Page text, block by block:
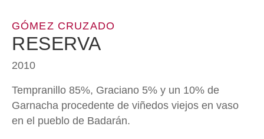
GÓMEZ CRUZADO
RESERVA
2010
Tempranillo 85%, Graciano 5% y un 10% de
Garnacha procedente de viñedos viejos en vaso
en el pueblo de Badarán.